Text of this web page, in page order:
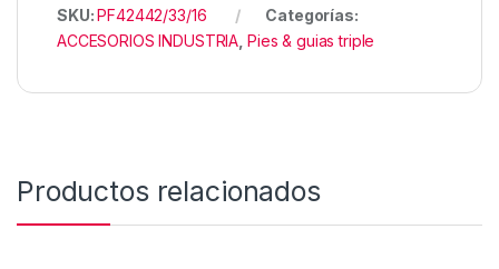
SKU:PF42442/33/16
Categorías:
ACCESORIOS INDUSTRIA Pies & guias triple
Productos relacionados